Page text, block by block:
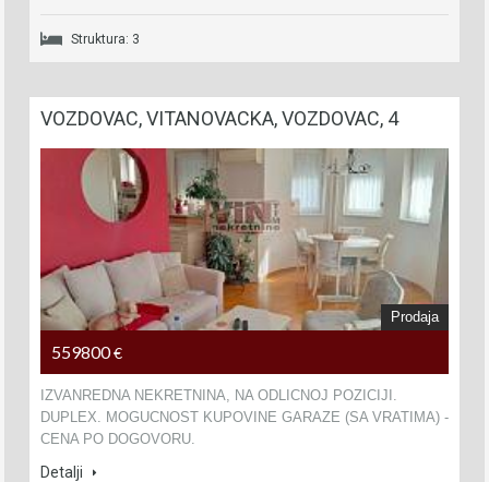
Struktura: 3
VOZDOVAC, VITANOVACKA, VOZDOVAC, 4
Prodaja
559800€
IZVANREDNA NEKRETNINA, NA ODLICNOJ POZICIJI.
DUPLEX. MOGUCNOST KUPOVINE GARAZE (SA VRATIMA) -
CENA PO DOGOVORU.
Detalji